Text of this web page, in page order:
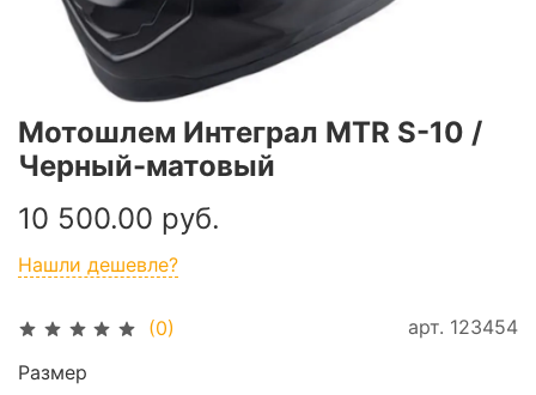
(0) арт. 123454
Мотошлем Интеграл MTR S-10 /
Черный-матовый
10 500.00 руб.
Нашли дешевле?
Размер